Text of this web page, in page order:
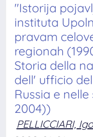
"Istorija
instituta
pravam
regionah
Storia della
dell' ufficio
Russia e
2004))
PELLICCIARI,